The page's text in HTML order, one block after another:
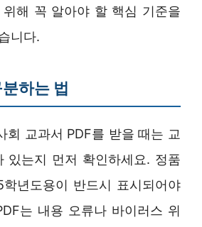
해 꼭 알아야 할 핵심 기준을
니다.
하는 법
회 교과서 PDF를 받을 때는 교
있는지 먼저 확인하세요. 정품
년도용이 반드시 표시되어야
는 내용 오류나 바이러스 위